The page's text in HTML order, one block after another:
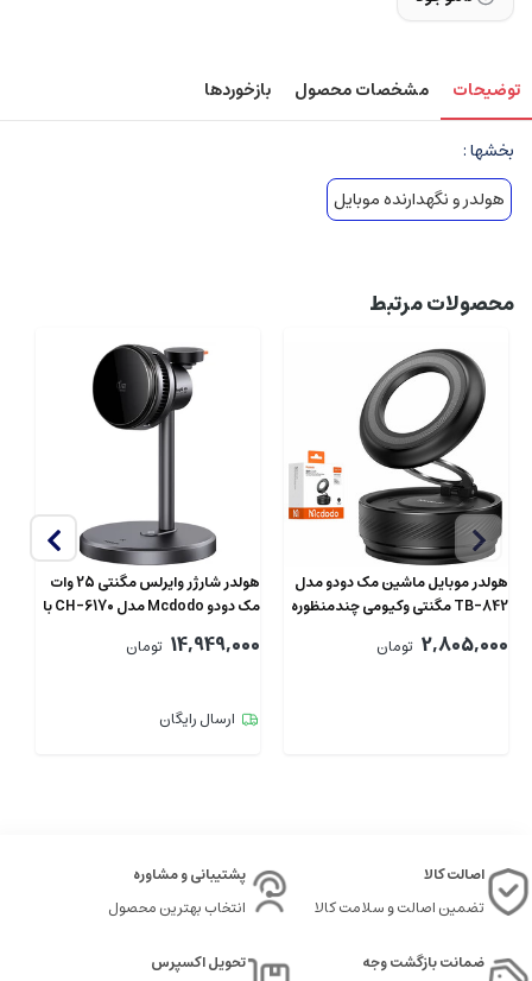
توضیحات مشخصات محصول بازخوردها
بخشها :
هولدر و نگهدارنده موبایل
محصولات مرتبط
هولدر موبایل ماشین مک دودو مدل
TB-842 مگنتی وکیومی چندمنظوره
2,805,000 تومان
هولدر شارژر وایرلس مگنتی 25 وات
مک دودو Mcdodo مدل CH-6170 با
14,949,000 تومان
ارسال رایگان
اصالت کالا
تضمین اصالت و سلامت کالا
پشتیبانی و مشاوره
انتخاب بهترین محصول
ضمانت بازگشت وجه
تحویل اکسپرس